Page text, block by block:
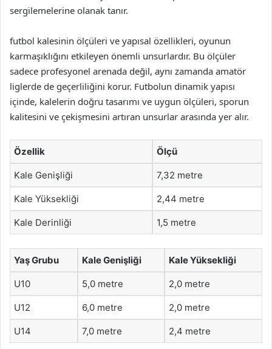
sergilemelerine olanak tanır.
futbol kalesinin ölçüleri ve yapısal özellikleri, oyunun
karmaşıklığını etkileyen önemli unsurlardır. Bu ölçüler
sadece profesyonel arenada değil, aynı zamanda amatör
liglerde de geçerliliğini korur. Futbolun dinamik yapısı
içinde, kalelerin doğru tasarımı ve uygun ölçüleri, sporun
kalitesini ve çekişmesini artıran unsurlar arasında yer alır.
Özellik Ölçü
Kale Genişliği 7,32 metre
Kale Yüksekliği 2,44 metre
Kale Derinliği 1,5 metre
Yaş Grubu Kale Genişliği Kale Yüksekliği
U10 5,0 metre 2,0 metre
U12 6,0 metre 2,0 metre
U14 7,0 metre 2,4 metre